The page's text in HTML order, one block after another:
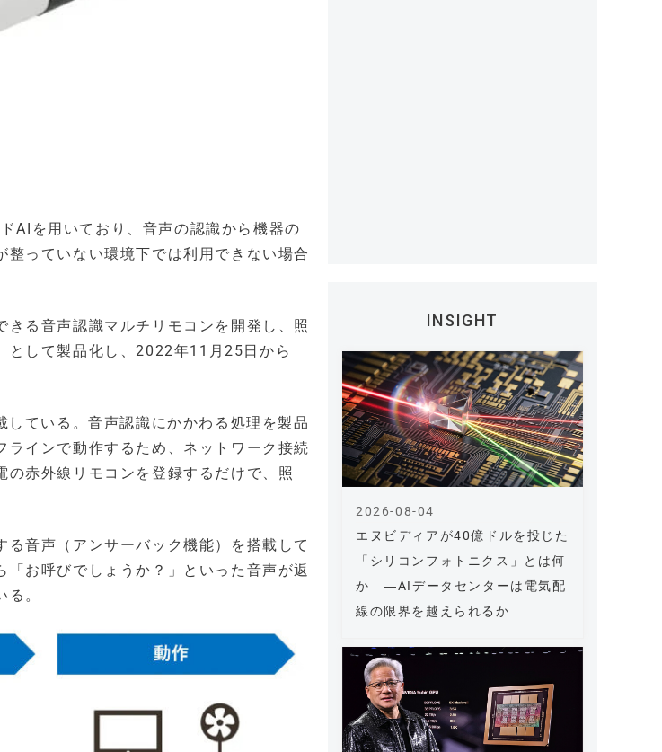
AIを用いており、音声の認識から機器の
っていない環境下では利用できない場合
る音声認識マルチリモコンを開発し、照
として製品化し、2022年11月25日から
ている。音声認識にかかわる処理を製品
インで動作するため、ネットワーク接続
赤外線リモコンを登録するだけで、照
音声（アンサーバック機能）を搭載して
お呼びでしょうか？」といった音声が返
。
INSIGHT
エヌビディアが40億ドルを投じた
「シリコンフォトニクス」とは何
か ―AIデータセンターは電気配
線の限界を越えられるか
2026-08-04